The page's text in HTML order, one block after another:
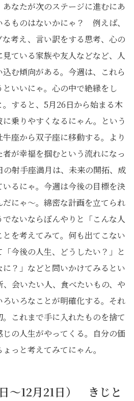
なたが次のステージに進むにあ
ものはないかにゃ？ 例えば、
考え、言い訳をする思考、心の
ている家族や友人などなど、人
む傾向がある。今週は、これら
いいにゃ。心の中で絶縁をし
すると、5月26日から始まる木
乗りやすくなるにゃん。という
座から双子座に移動する。より
が幸福を掴むという流れになっ
射手座満月は、未来の開拓、成
るにゃ。今週は今後の目標を決
にゃ〜。綿密な計画を立てられ
ないならぼんやりと「こんな人
を考えてみて。何も出てこない
今後の人生、どうしたい？」と
？」などと問いかけてみるとい
会いたい人、食べたいもの、や
いろなことが明確化する。それ
これまで手に入れたものを捨て
の人生がやってくる。自分の価
っと考えてみてにゃん。
～12月21日） きじと